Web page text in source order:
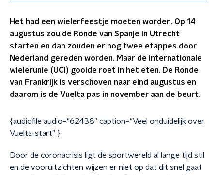
Het had een wielerfeestje moeten worden. Op 14
augustus zou de Ronde van Spanje in Utrecht
starten en dan zouden er nog twee etappes door
Nederland gereden worden. Maar de internationale
wielerunie (UCI) gooide roet in het eten. De Ronde
van Frankrijk is verschoven naar eind augustus en
daarom is de Vuelta pas in november aan de beurt.
{audiofile audio="62438" caption="Veel onduidelijk over
Vuelta-start" }
Door de coronacrisis ligt de sportwereld al lange tijd stil
en de vooruitzichten wijzen er niet op dat dit snel gaat